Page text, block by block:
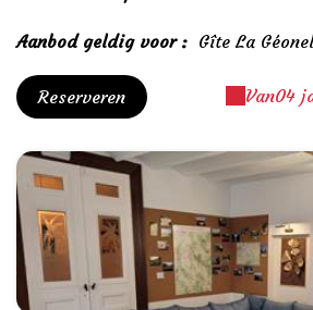
Aanbod geldig voor : Gîte La
Reserveren Van04